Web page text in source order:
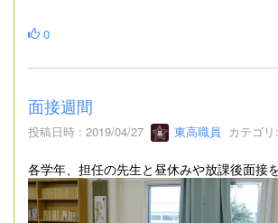
0
面接週間
投稿日時 : 2019/04/27 東高職員 カテゴリ:
各学年、担任の先生と昼休みや放課後面接